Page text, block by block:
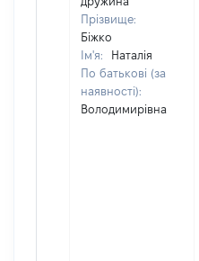
Прізвище:
Біжко
Ім'я:
Наталія
По батькові (за
наявності):
Володимирівна